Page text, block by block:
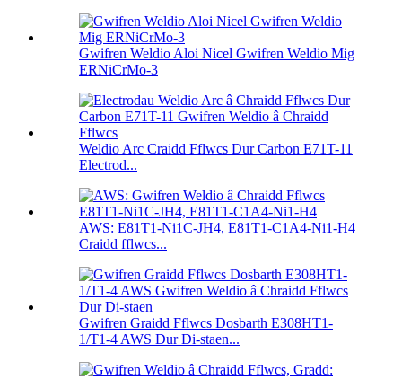
Gwifren Weldio Aloi Nicel Gwifren Weldio Mig
ERNiCrMo-3
Weldio Arc Craidd Fflwcs Dur Carbon E71T-11
Electrod...
AWS: E81T1-Ni1C-JH4, E81T1-C1A4-Ni1-H4
Craidd fflwcs...
Gwifren Graidd Fflwcs Dosbarth E308HT1-
1/T1-4 AWS Dur Di-staen...